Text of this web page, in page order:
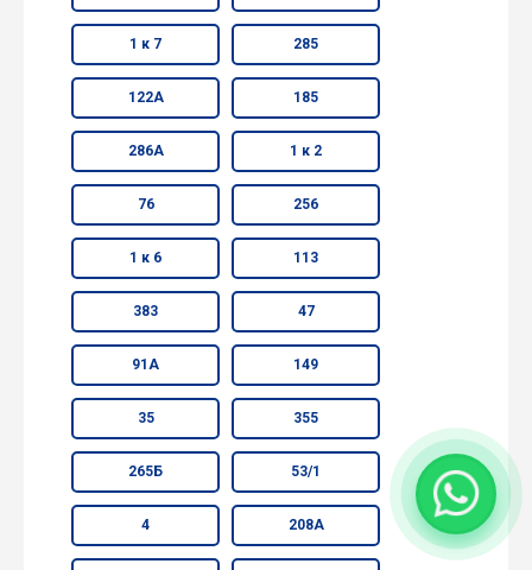
1 к 7 285
122А 185
286А 1 к 2
76 256
1 к 6 113
383 47
91А 149
35 355
265Б 53/1
4 208А